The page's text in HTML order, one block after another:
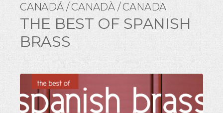
CANADÁ / CANADÀ / CANADA
THE BEST OF SPANISH
BRASS